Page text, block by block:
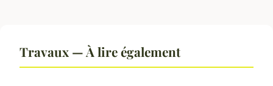
Travaux — À lire également